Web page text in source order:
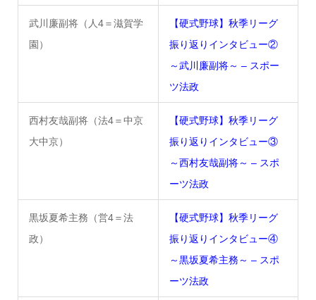
武川廉副将（人4＝滋賀学
園）
【硬式野球】秋季リーグ
振り返りインタビュー②
～武川廉副将～ – スポー
ツ法政
西村友哉副将（法4＝中京
大中京）
【硬式野球】秋季リーグ
振り返りインタビュー③
～西村友哉副将～ – スポ
ーツ法政
黒坂夏希主務（営4＝法
政）
【硬式野球】秋季リーグ
振り返りインタビュー④
～黒坂夏希主務～ – スポ
ーツ法政